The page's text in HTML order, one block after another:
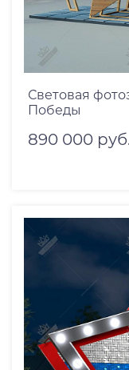
Световая
Победы
890 000 руб.